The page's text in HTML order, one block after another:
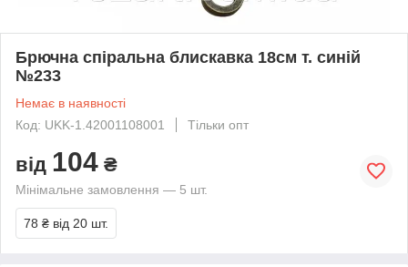
Брючна спіральна блискавка 18см т. синій
№233
Немає в наявності
Код: UKK-1.42001108001
Тільки опт
від 104 ₴
Мінімальне замовлення — 5 шт.
78 ₴ від 20 шт.